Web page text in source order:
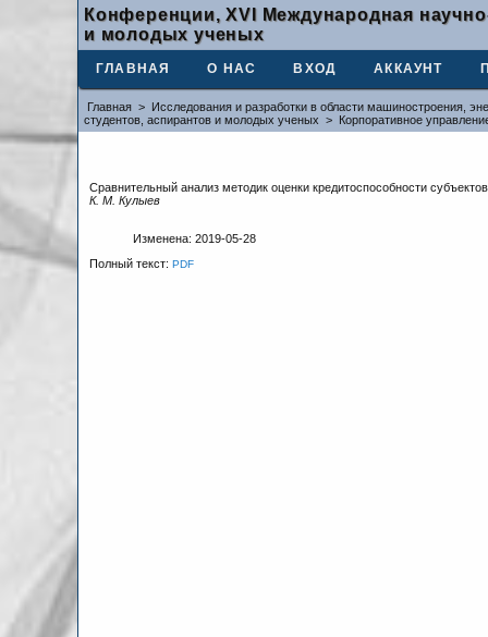
Конференции, XVI Международная
и молодых ученых
ГЛАВНАЯ О НАС ВХОД АККАУНТ
Главная > Исследования и разработки в области машиностроения,
студентов, аспирантов и молодых ученых > Корпоративное
Сравнительный анализ методик оценки кредитоспособности
К. М. Кулыев
Изменена: 2019-05-28
Полный текст:PDF